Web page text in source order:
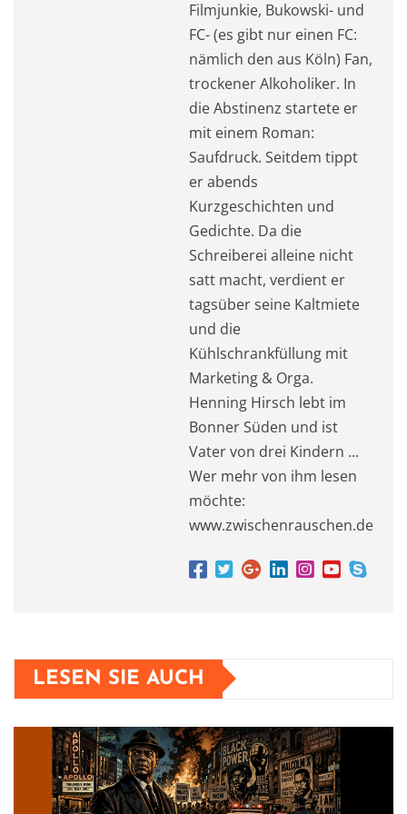
Filmjunkie, Bukowski- und
FC- (es gibt nur einen FC:
nämlich den aus Köln) Fan,
trockener Alkoholiker. In
die Abstinenz startete er
mit einem Roman:
Saufdruck. Seitdem tippt
er abends
Kurzgeschichten und
Gedichte. Da die
Schreiberei alleine nicht
satt macht, verdient er
tagsüber seine Kaltmiete
und die
Kühlschrankfüllung mit
Marketing & Orga.
Henning Hirsch lebt im
Bonner Süden und ist
Vater von drei Kindern ...
Wer mehr von ihm lesen
möchte:
www.zwischenrauschen.de
LESEN SIE AUCH